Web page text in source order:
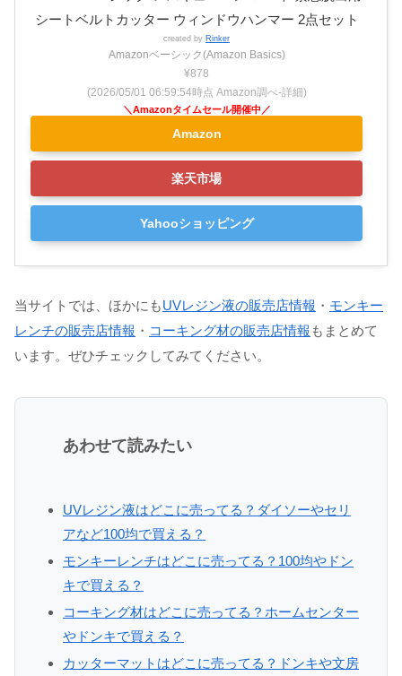
シートベルトカッター ウィンドウハンマー 2点セット
created by Rinker
Amazonベーシック(Amazon Basics)
¥878
(2026/05/01 06:59:54時点 Amazon調べ-詳細)
Amazon
楽天市場
Yahooショッピング
当サイトでは、ほかにもUVレジン液の販売店情報 ・ モンキー
レンチの販売店情報 ・ コーキング材の販売店情報 もまとめて
います。ぜひチェックしてみてください。
あわせて読みたい
UVレジン液はどこに売ってる？ダイソーやセリ
アなど100均で買える？
モンキーレンチはどこに売ってる？100均やドン
キで買える？
コーキング材はどこに売ってる？ホームセンター
やドンキで買える？
カッターマットはどこに売ってる？ドンキや文房